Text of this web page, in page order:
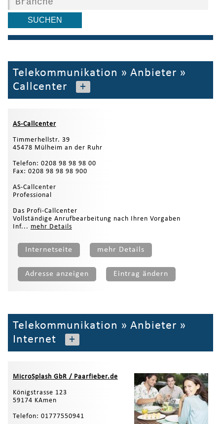
Telekommunikation » Anbieter »
Callcenter
+
AS-Callcenter
Timmerhellstr. 39
45478 Mülheim an der Ruhr
Telefon: 0208 98 98 98 00
Fax: 0208 98 98 98 900
AS-Callcenter
Professional
Das Profi-Callcenter
Vollständige Anrufbearbeitung nach Ihren Vorgaben
Inf... mehr Details
Internetseite mehr Details
Adresse anzeigen Eintrag ändern
Telekommunikation » Anbieter »
Internet
+
MicroSplash GbR / Paarfieber.de
Königstrasse 123
59174 KAmen
Telefon: 01777550941